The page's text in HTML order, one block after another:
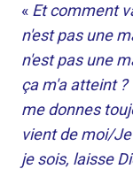
« Et comment
n'est pas une
n'est pas une
ça m'a atteint
me donnes
vient de moi/
je sois, laisse